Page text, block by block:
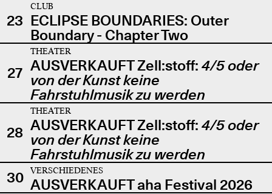
23
CLUB
ECLIPSE BOUNDARIES: Outer
Boundary - Chapter Two
27
THEATER
AUSVERKAUFT Zell:stoff: 4/5 oder
von der Kunst keine
Fahrstuhlmusik zu werden
28
THEATER
AUSVERKAUFT Zell:stoff: 4/5 oder
von der Kunst keine
Fahrstuhlmusik zu werden
30
VERSCHIEDENES
AUSVERKAUFT aha Festival 2026